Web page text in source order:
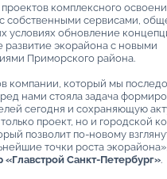
комплексного
собственными сервисами,
условиях обновление
экорайона с новыми
Приморского района.
компании, который мы
нами стояла задача
сегодня и сохраняющую
проект, но и городской
позволит по-новому
точки роста
Санкт-Петербург».